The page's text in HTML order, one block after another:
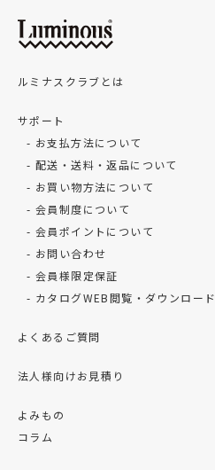
ルミナスクラブとは
サポート
お支払方法について
配送・送料・返品について
お買い物方法について
会員制度について
会員ポイントについて
お問い合わせ
会員様限定保証
カタログWEB閲覧・ダウンロード
よくあるご質問
法人様向けお見積り
よみもの
コラム